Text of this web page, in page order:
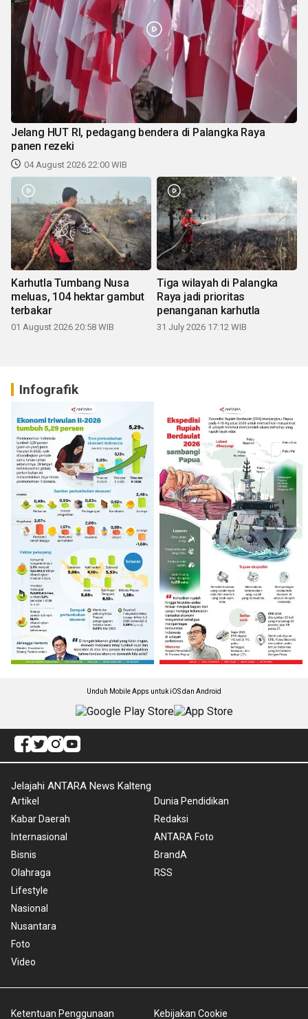
Jelang HUT RI, pedagang bendera di Palangka Raya
panen rezeki
04 August 2026 22:00 WIB
Karhutla Tumbang Nusa
meluas, 104 hektar gambut
terbakar
01 August 2026 20:58 WIB
Tiga wilayah di Palangka
Raya jadi prioritas
penanganan karhutla
31 July 2026 17:12 WIB
Infografik
Unduh Mobile Apps untuk iOS dan Android
Jelajahi ANTARA News Kalteng
Artikel
Kabar Daerah
Internasional
Bisnis
Olahraga
Lifestyle
Nasional
Nusantara
Foto
Video
Dunia Pendidikan
Redaksi
ANTARA Foto
BrandA
RSS
Ketentuan Penggunaan Kebijakan Cookie